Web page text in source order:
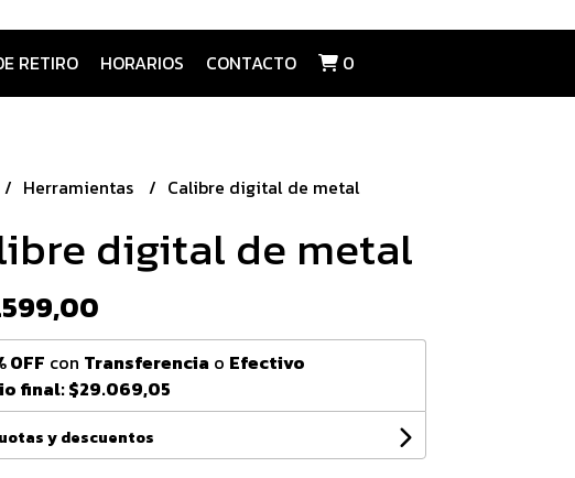
RETIRO HORARIOS CONTACTO 0
Herramientas Calibre digital de metal
digital de metal
OFF con Transferencia o Efectivo
final:$29.069,05
y descuentos